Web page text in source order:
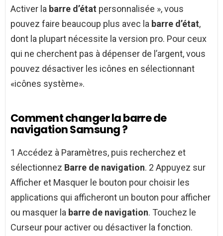
Activer la barre d’état personnalisée », vous
pouvez faire beaucoup plus avec la barre d’état,
dont la plupart nécessite la version pro. Pour ceux
qui ne cherchent pas à dépenser de l’argent, vous
pouvez désactiver les icônes en sélectionnant
«icônes système».
Comment changer la barre de
navigation Samsung ?
1 Accédez à Paramètres, puis recherchez et
sélectionnez Barre de navigation. 2 Appuyez sur
Afficher et Masquer le bouton pour choisir les
applications qui afficheront un bouton pour afficher
ou masquer la barre de navigation. Touchez le
Curseur pour activer ou désactiver la fonction.